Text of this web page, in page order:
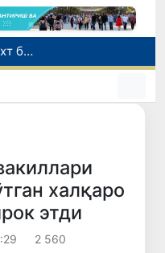
Амударё туманида сафари туризмини ривожлантириш бўйича янги лойиҳа амалга оширилиши режалаштирилмоқда
халқаро
этди
2 560